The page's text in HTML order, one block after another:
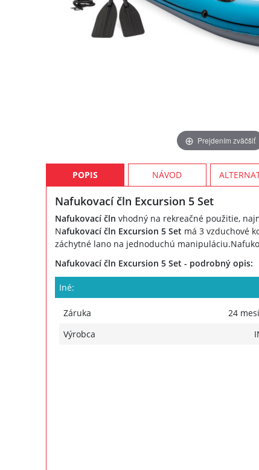
Prejdením zväčšiť
POPIS NÁVOD
Nafukovací čln Excursion 5 Set
Nafukovací čln vhodný na rekreačné použitie,
Nafukovací čln Excursion 5 Setmá 3 vzduchové
záchytné lano na jednoduchú
Nafukovací čln Excursion 5 Set - podrobný opis:
Iné:
Záruka
24
Výrobca